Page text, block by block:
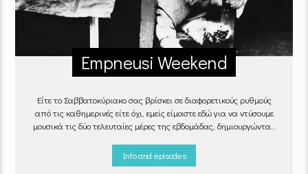
Empneusi Weekend
Είτε το Σαββατοκύριακο σας βρίσκει σε διαφορετικούς ρυθμούς
από τις καθημερινές είτε όχι, εμείς είμαστε εδώ για να ντύσουμε
μουσικά τις δύο τελευταίες μέρες της εβδομάδας, δημιουργώντας
Info and episodes